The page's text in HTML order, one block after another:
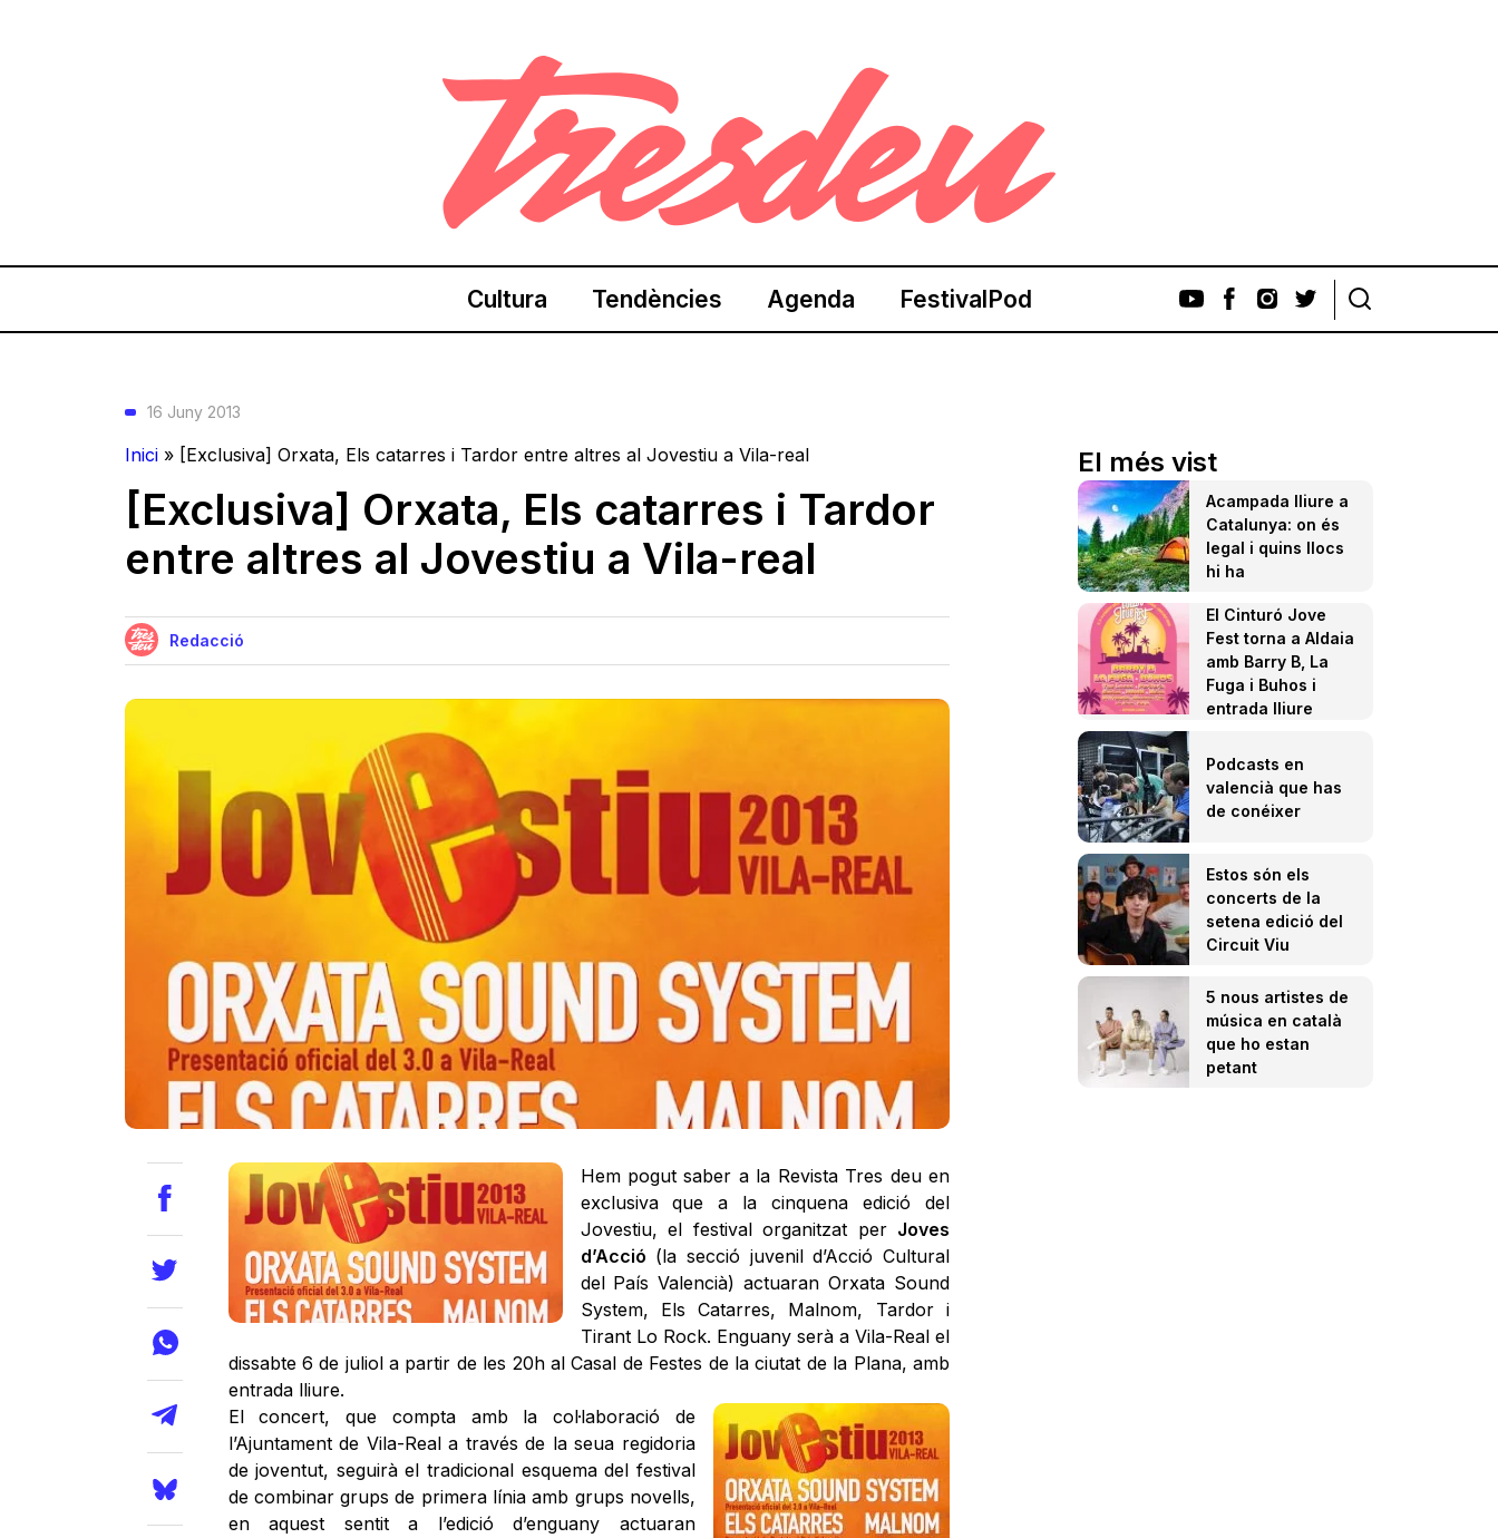
Cultura Tendències Agenda FestivalPod
16 Juny 2013
Inici » [Exclusiva] Orxata, Els catarres i Tardor entre altres al Jovestiu a Vila-real
[Exclusiva] Orxata, Els catarres i Tardor
entre altres al Jovestiu a Vila-real
Redacció
Hem pogut saber a la Revista Tres deu en
exclusiva que a la cinquena edició del
Jovestiu, el festival organitzat per Joves
d’Acció (la secció juvenil d’Acció Cultural
del País Valencià) actuaran Orxata Sound
System, Els Catarres, Malnom, Tardor i
Tirant Lo Rock. Enguany serà a Vila-Real el
dissabte 6 de juliol a partir de les 20h al Casal de Festes de la ciutat de la Plana, amb
entrada lliure.
El concert, que compta amb la col·laboració de
l’Ajuntament de Vila-Real a través de la seua regidoria
de joventut, seguirà el tradicional esquema del festival
de combinar grups de primera línia amb grups novells,
en aquest sentit a l’edició d’enguany actuaran
El més vist
Acampada lliure a
Catalunya: on és
legal i quins llocs
hi ha
El Cinturó Jove
Fest torna a Aldaia
amb Barry B, La
Fuga i Buhos i
entrada lliure
Podcasts en
valencià que has
de conéixer
Estos són els
concerts de la
setena edició del
Circuit Viu
5 nous artistes de
música en català
que ho estan
petant